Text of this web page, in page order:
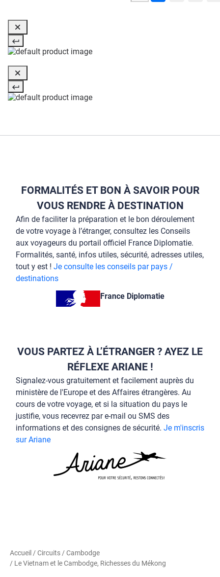
FORMALITÉS ET BON À SAVOIR POUR
VOUS RENDRE À DESTINATION
Afin de faciliter la préparation et le bon déroulement
de votre voyage à l’étranger, consultez les Conseils
aux voyageurs du portail officiel France Diplomatie.
Formalités, santé, infos utiles, sécurité, adresses utiles,
tout y est ! Je consulte les conseils par pays /
destinations
France Diplomatie
VOUS PARTEZ À L’ÉTRANGER ? AYEZ LE
RÉFLEXE ARIANE !
Signalez-vous gratuitement et facilement auprès du
ministère de l'Europe et des Affaires étrangères. Au
cours de votre voyage, et si la situation du pays le
justifie, vous recevrez par e-mail ou SMS des
informations et des consignes de sécurité. Je m'inscris
sur Ariane
Accueil /Circuits /Cambodge
/ Le Vietnam et le Cambodge, Richesses du Mékong